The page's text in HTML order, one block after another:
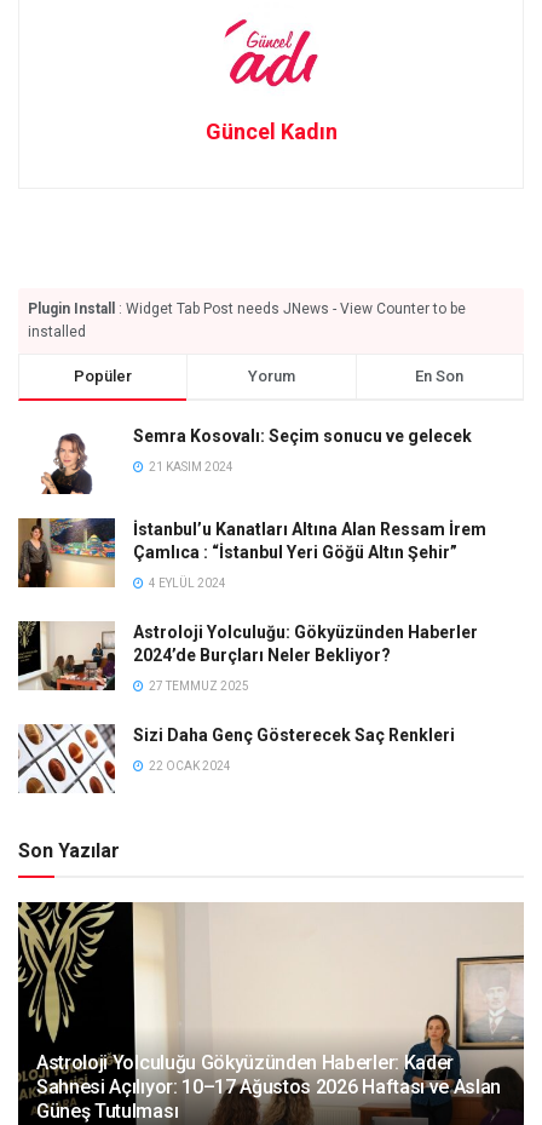
Güncel Kadın
Plugin Install
: Widget Tab Post needs JNews - View Counter to be
installed
Popüler Yorum En Son
Semra Kosovalı: Seçim sonucu ve gelecek
21 KASIM 2024
İstanbul’u Kanatları Altına Alan Ressam İrem
Çamlıca : “İstanbul Yeri Göğü Altın Şehir”
4 EYLÜL 2024
Astroloji Yolculuğu: Gökyüzünden Haberler
2024’de Burçları Neler Bekliyor?
27 TEMMUZ 2025
Sizi Daha Genç Gösterecek Saç Renkleri
22 OCAK 2024
Son Yazılar
Astroloji Yolculuğu Gökyüzünden Haberler: Kader
Sahnesi Açılıyor: 10–17 Ağustos 2026 Haftası ve Aslan
Güneş Tutulması